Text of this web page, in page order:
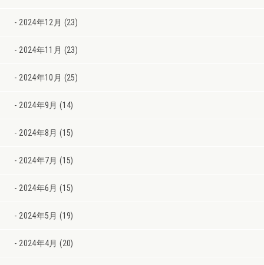
2024年12月 (23)
2024年11月 (23)
2024年10月 (25)
2024年9月 (14)
2024年8月 (15)
2024年7月 (15)
2024年6月 (15)
2024年5月 (19)
2024年4月 (20)